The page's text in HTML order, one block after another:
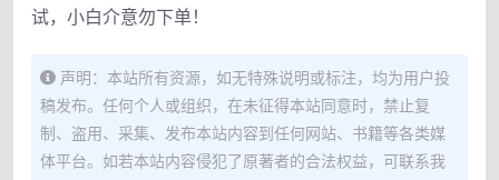
试，小白介意勿下单！
声明：本站所有资源，如无特殊说明或标注，均为用户投
稿发布。任何个人或组织，在未征得本站同意时，禁止复
制、盗用、采集、发布本站内容到任何网站、书籍等各类媒
体平台。如若本站内容侵犯了原著者的合法权益，可联系我